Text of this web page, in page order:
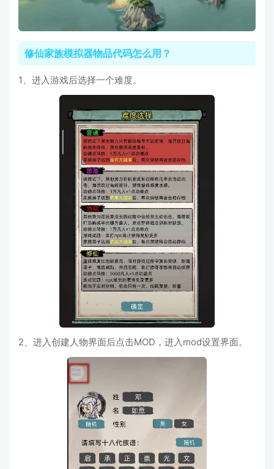
修仙家族模拟器物品代码怎么用？
1、进入游戏后选择一个难度。
2、进入创建人物界面后点击MOD，进入mod设置界面。